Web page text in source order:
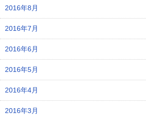
2016年8月
2016年7月
2016年6月
2016年5月
2016年4月
2016年3月